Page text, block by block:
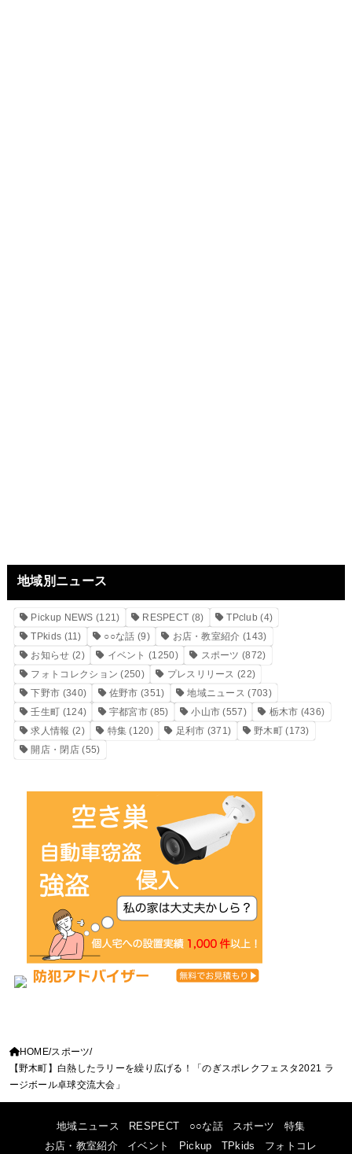
地域別ニュース
Pickup NEWS (121) RESPECT (8) TPclub (4)
TPkids (11) ○○な話 (9) お店・教室紹介 (143)
お知らせ (2) イベント (1250) スポーツ (872)
フォトコレクション (250) プレスリリース (22)
下野市 (340) 佐野市 (351) 地域ニュース (703)
壬生町 (124) 宇都宮市 (85) 小山市 (557) 栃木市 (436)
求人情報 (2) 特集 (120) 足利市 (371) 野木町(173)
開店・閉店(55)
HOME スポーツ
【野木町】白熱したラリーを繰り広げる！「のぎスポレクフェスタ2021 ラ
ージボール卓球交流大会」
地域ニュース RESPECT ○○な話 スポーツ
特集
お店・教室紹介
イベント Pickup TPkids フォトコレ